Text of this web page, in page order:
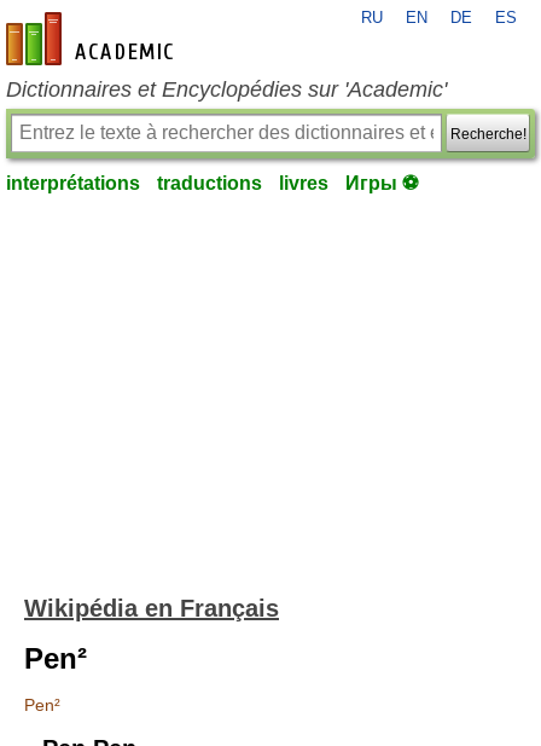
fr-academic.com
RU EN DE ES
Dictionnaires et Encyclopédies sur 'Academic'
Recherche!
interprétations traductions livres Игры ⚽
Wikipédia en Français
Pen²
Pen²